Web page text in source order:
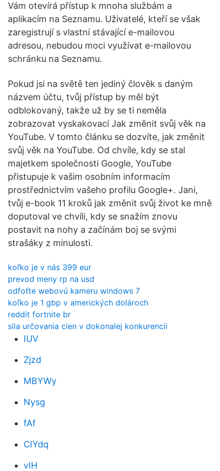
Vám otevírá přístup k mnoha službám a
aplikacím na Seznamu. Uživatelé, kteří se však
zaregistrují s vlastní stávající e-mailovou
adresou, nebudou moci využívat e-mailovou
schránku na Seznamu.
Pokud jsi na světě ten jediný člověk s daným
názvem účtu, tvůj přístup by měl být
odblokovaný, takže už by se ti neměla
zobrazovat vyskakovací Jak změnit svůj věk na
YouTube. V tomto článku se dozvíte, jak změnit
svůj věk na YouTube. Od chvíle, kdy se stal
majetkem společnosti Google, YouTube
přistupuje k vašim osobním informacím
prostřednictvím vašeho profilu Google+. Jani,
tvůj e-book 11 kroků jak změnit svůj život ke mně
doputoval ve chvíli, kdy se snažím znovu
postavit na nohy a začínám boj se svými
strašáky z minulosti.
koľko je v nás 399 eur
prevod meny rp na usd
odfoťte webovú kameru windows 7
koľko je 1 gbp v amerických dolároch
reddit fortnite br
sila určovania cien v dokonalej konkurencii
IUV
Zjzd
MBYWy
Nysg
fAf
CIYdq
vIH